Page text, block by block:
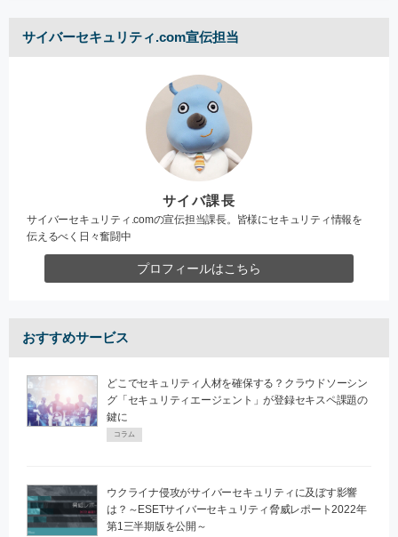
サイバーセキュリティ.com宣伝担当
サイバ課長
サイバーセキュリティ.comの宣伝担当課長。皆様にセキュリティ情報を
伝えるべく日々奮闘中
プロフィールはこちら
おすすめサービス
どこでセキュリティ人材を確保する？クラウドソーシン
グ「セキュリティエージェント」が登録セキスペ課題の
鍵に
コラム
ウクライナ侵攻がサイバーセキュリティに及ぼす影響
は？～ESETサイバーセキュリティ脅威レポート2022年
第1三半期版を公開～